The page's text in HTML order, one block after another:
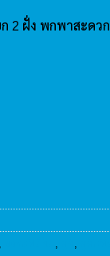
2 ฝั่ง พกพาสะดวก
, , ,